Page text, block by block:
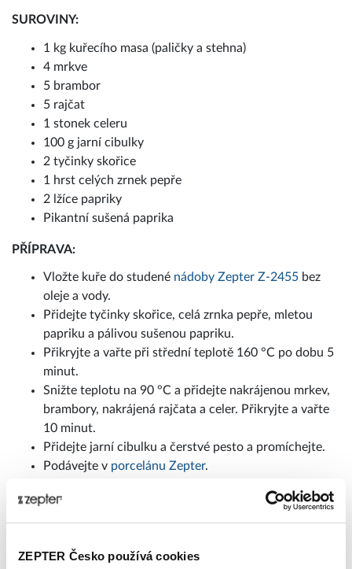
ZEPTER Česko používá cookies
SUROVINY:
1 kg kuřecího masa (paličky a stehna)
4 mrkve
5 brambor
5 rajčat
1 stonek celeru
100 g jarní cibulky
2 tyčinky skořice
1 hrst celých zrnek pepře
2 lžíce papriky
Pikantní sušená paprika
PŘÍPRAVA:
Vložte kuře do studené nádoby Zepter Z-2455 bez
oleje a vody.
Přidejte tyčinky skořice, celá zrnka pepře, mletou
papriku a pálivou sušenou papriku.
Přikryjte a vařte při střední teplotě 160 °C po dobu 5
minut.
Snižte teplotu na 90 °C a přidejte nakrájenou mrkev,
brambory, nakrájená rajčata a celer. Přikryjte a vařte
10 minut.
Přidejte jarní cibulku a čerstvé pesto a promíchejte.
Podávejte v porcelánu Zepter.
Šéfkuchařka Petra Gerić